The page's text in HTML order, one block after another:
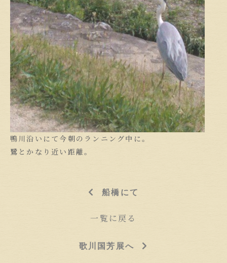
鴨川沿いにて今朝のランニング中に。
鷺とかなり近い距離。
船橋にて
一覧に戻る
歌川国芳展へ